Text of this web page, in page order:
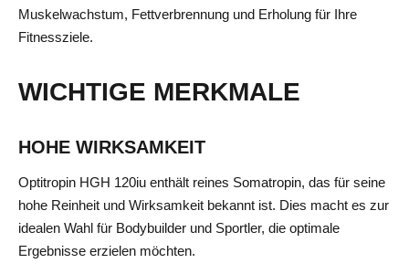
Muskelwachstum, Fettverbrennung und Erholung für Ihre
Fitnessziele.
WICHTIGE MERKMALE
HOHE WIRKSAMKEIT
Optitropin HGH 120iu enthält reines Somatropin, das für seine
hohe Reinheit und Wirksamkeit bekannt ist. Dies macht es zur
idealen Wahl für Bodybuilder und Sportler, die optimale
Ergebnisse erzielen möchten.